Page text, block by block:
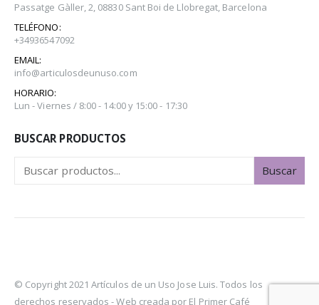
Passatge Gàller, 2, 08830 Sant Boi de Llobregat, Barcelona
TELÉFONO:
+34936547092
EMAIL:
info@articulosdeunuso.com
HORARIO:
Lun - Viernes / 8:00 - 14:00 y 15:00 - 17:30
BUSCAR PRODUCTOS
Buscar
© Copyright 2021 Artículos de un Uso Jose Luis. Todos los
derechos reservados -Web creada por El Primer Café